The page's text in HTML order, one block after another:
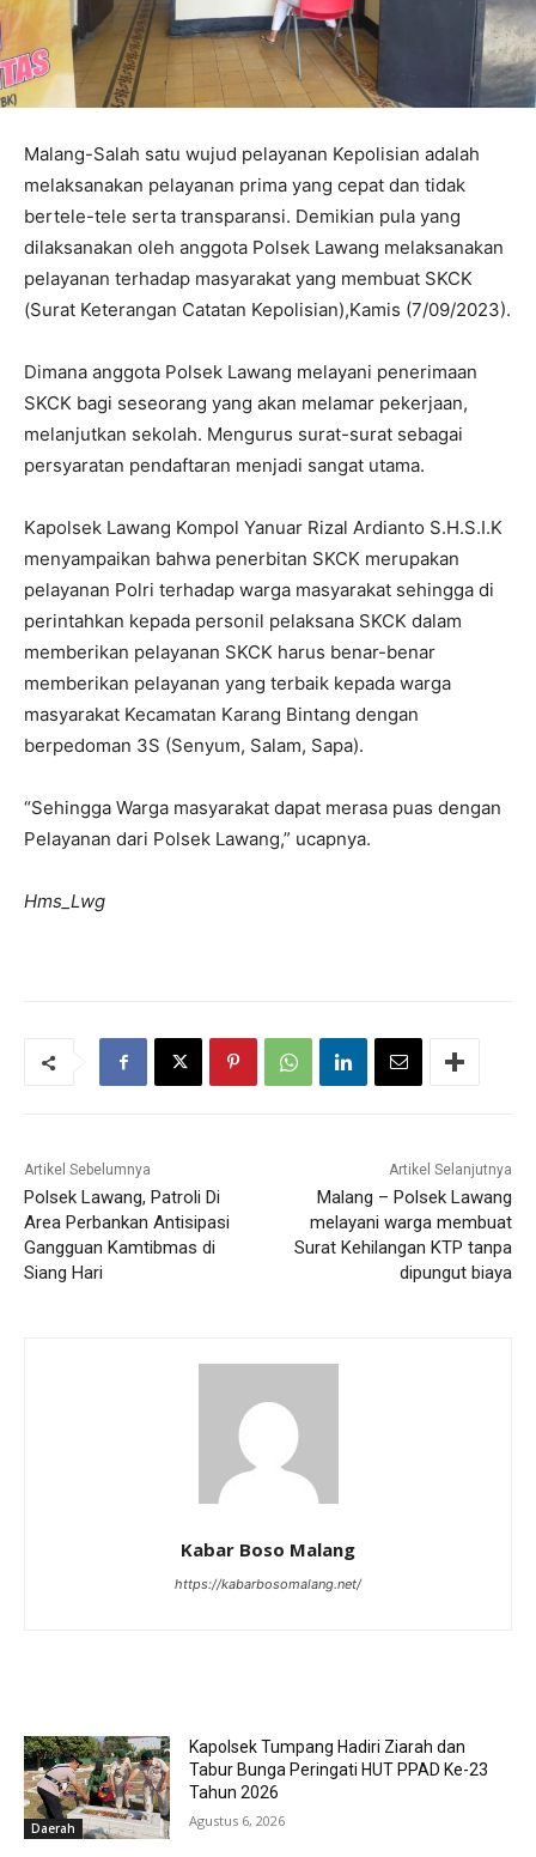
Malang-Salah satu wujud pelayanan Kepolisian adalah
melaksanakan pelayanan prima yang cepat dan tidak
bertele-tele serta transparansi. Demikian pula yang
dilaksanakan oleh anggota Polsek Lawang melaksanakan
pelayanan terhadap masyarakat yang membuat SKCK
(Surat Keterangan Catatan Kepolisian),Kamis (7/09/2023).
Dimana anggota Polsek Lawang melayani penerimaan
SKCK bagi seseorang yang akan melamar pekerjaan,
melanjutkan sekolah. Mengurus surat-surat sebagai
persyaratan pendaftaran menjadi sangat utama.
Kapolsek Lawang Kompol Yanuar Rizal Ardianto S.H.S.I.K
menyampaikan bahwa penerbitan SKCK merupakan
pelayanan Polri terhadap warga masyarakat sehingga di
perintahkan kepada personil pelaksana SKCK dalam
memberikan pelayanan SKCK harus benar-benar
memberikan pelayanan yang terbaik kepada warga
masyarakat Kecamatan Karang Bintang dengan
berpedoman 3S (Senyum, Salam, Sapa).
“Sehingga Warga masyarakat dapat merasa puas dengan
Pelayanan dari Polsek Lawang,” ucapnya.
Hms_Lwg
Artikel Sebelumnya
Polsek Lawang, Patroli Di
Area Perbankan Antisipasi
Gangguan Kamtibmas di
Siang Hari
Artikel Selanjutnya
Malang – Polsek Lawang
melayani warga membuat
Surat Kehilangan KTP tanpa
dipungut biaya
Kabar Boso Malang
https://kabarbosomalang.net/
Daerah
Kapolsek Tumpang Hadiri Ziarah dan
Tabur Bunga Peringati HUT PPAD Ke-23
Tahun 2026
Agustus 6, 2026